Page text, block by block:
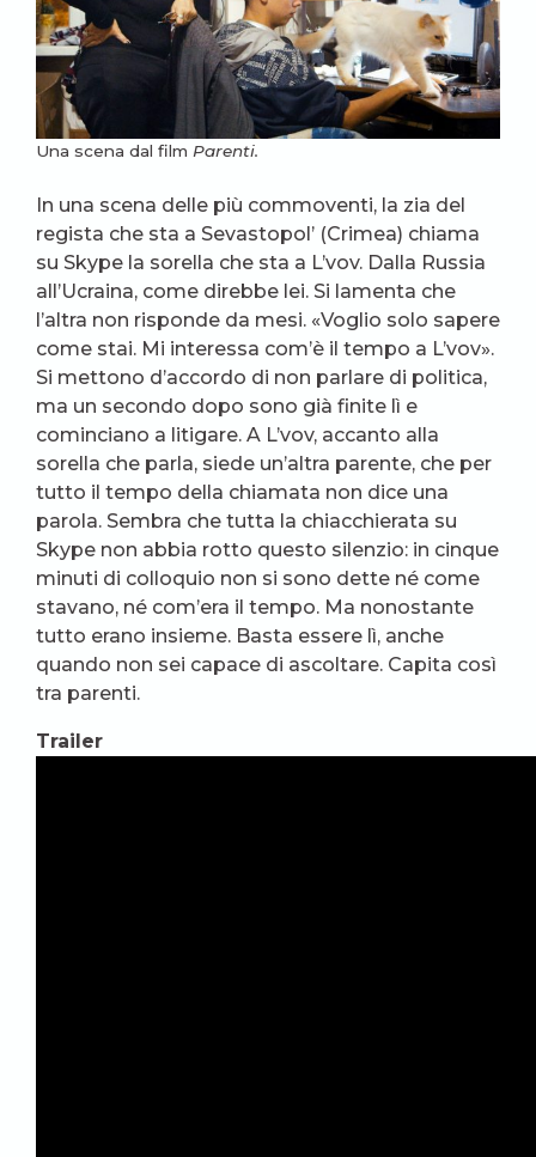
Una scena dal film Parenti.
In una scena delle più commoventi, la zia del
regista che sta a Sevastopol’ (Crimea) chiama
su Skype la sorella che sta a L’vov. Dalla Russia
all’Ucraina, come direbbe lei. Si lamenta che
l’altra non risponde da mesi. «Voglio solo sapere
come stai. Mi interessa com’è il tempo a L’vov».
Si mettono d’accordo di non parlare di politica,
ma un secondo dopo sono già finite lì e
cominciano a litigare. A L’vov, accanto alla
sorella che parla, siede un’altra parente, che per
tutto il tempo della chiamata non dice una
parola. Sembra che tutta la chiacchierata su
Skype non abbia rotto questo silenzio: in cinque
minuti di colloquio non si sono dette né come
stavano, né com’era il tempo. Ma nonostante
tutto erano insieme. Basta essere lì, anche
quando non sei capace di ascoltare. Capita così
tra parenti.
Trailer